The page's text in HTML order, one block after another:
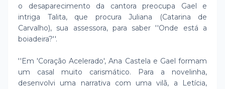
o desaparecimento da cantora preocupa Gael e
intriga Talita, que procura Juliana (Catarina de
Carvalho), sua assessora, para saber ''Onde está a
boiadeira?''.
''Em 'Coração Acelerado', Ana Castela e Gael formam
um casal muito carismático. Para a novelinha,
desenvolvi uma narrativa com uma vilã, a Letícia,